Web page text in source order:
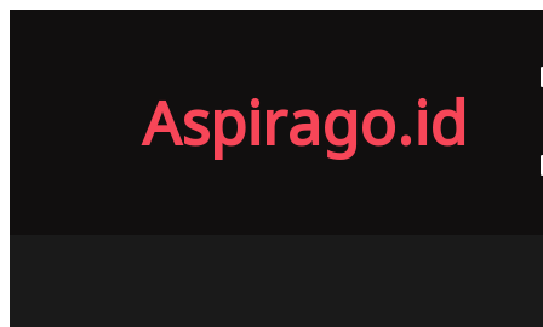
Aspirago.id